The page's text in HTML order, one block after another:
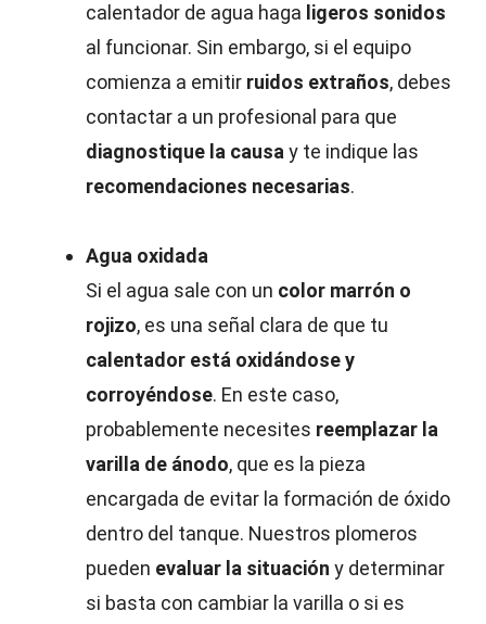
calentador de agua haga ligeros sonidos
al funcionar. Sin embargo, si el equipo
comienza a emitir ruidos extraños, debes
contactar a un profesional para que
diagnostique la causay te indique las
recomendaciones necesarias.
Agua oxidada
Si el agua sale con un color marrón o
rojizo, es una señal clara de que tu
calentador está oxidándose y
corroyéndose. En este caso,
probablemente necesites reemplazar la
varilla de ánodo, que es la pieza
encargada de evitar la formación de óxido
dentro del tanque. Nuestros plomeros
pueden evaluar la situación y determinar
si basta con cambiar la varilla o si es